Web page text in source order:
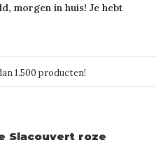
morgen in huis! Je hebt
1.500 producten!
Slacouvert roze